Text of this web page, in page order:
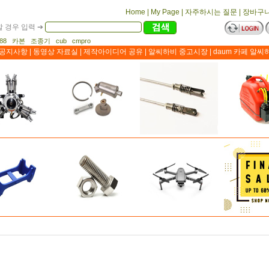
Home My Page 자주하시는 질문
장바구
경우 입력 ➔
카본 조종기 cub cmpro
공지사항 동영상 자료실 제작아이디어 공유 알씨하비 중고시장 daum 카페 알씨